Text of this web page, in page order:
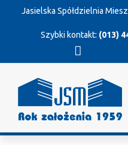
Jasielska Spółdzielnia
Szybki kontakt: (013)